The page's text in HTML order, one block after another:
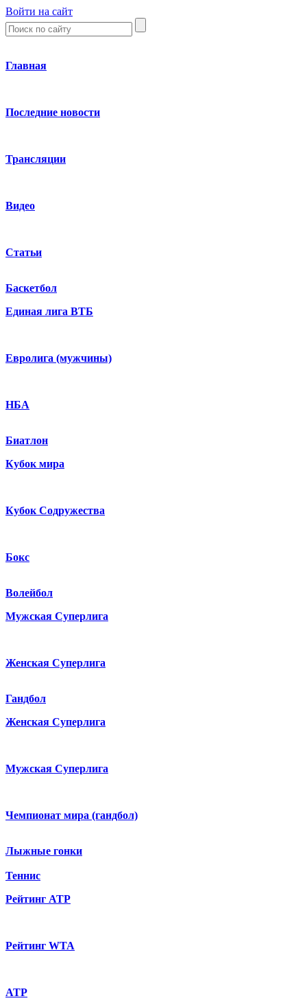
Войти на сайт
Главная
Последние новости
Трансляции
Видео
Статьи
Баскетбол
Единая лига ВТБ
Евролига (мужчины)
НБА
Биатлон
Кубок мира
Кубок Содружества
Бокс
Волейбол
Мужская Суперлига
Женская Суперлига
Гандбол
Женская Суперлига
Мужская Суперлига
Чемпионат мира (гандбол)
Лыжные гонки
Теннис
Рейтинг ATP
Рейтинг WTA
ATP